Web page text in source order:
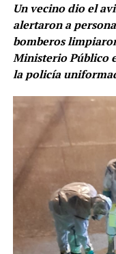
Un vecino dio el
alertaron a
bomberos
Ministerio Público
la policía